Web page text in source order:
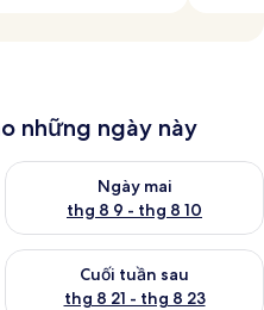
những ngày này
8 8 - thg 8 9
Ngày mai
thg 8 9 - thg 8 10
Kiểm tra lượng phòng ngày
từ thg 8 14 - thg 8 16
Cuối tuần sau
thg 8 21 - thg 8 23
Kiểm tra lượng phòng cuối